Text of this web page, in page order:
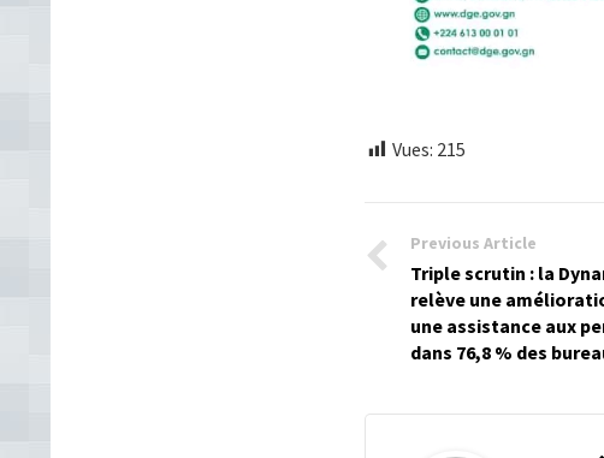
Vues: 215
Previous Article
Triple scrutin : la
relève une
une assistance aux
dans 76,8 % des